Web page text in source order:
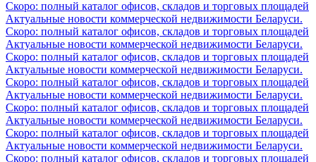
Скоро: полный каталог офисов, складов и торговых площадей
Актуальные новости коммерческой недвижимости Беларуси.
Скоро: полный каталог офисов, складов и торговых площадей
Актуальные новости коммерческой недвижимости Беларуси.
Скоро: полный каталог офисов, складов и торговых площадей
Актуальные новости коммерческой недвижимости Беларуси.
Скоро: полный каталог офисов, складов и торговых площадей
Актуальные новости коммерческой недвижимости Беларуси.
Скоро: полный каталог офисов, складов и торговых площадей
Актуальные новости коммерческой недвижимости Беларуси.
Скоро: полный каталог офисов, складов и торговых площадей
Актуальные новости коммерческой недвижимости Беларуси.
Скоро: полный каталог офисов, складов и торговых площадей